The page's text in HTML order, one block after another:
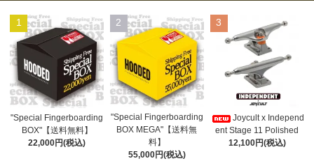
1
"Special Fingerboarding
BOX"【送料無料】
22,000円(税込)
2
"Special Fingerboarding
BOX MEGA"【送料無
料】
55,000円(税込)
3
Joycult x Independ
ent Stage 11 Polished
12,100円(税込)